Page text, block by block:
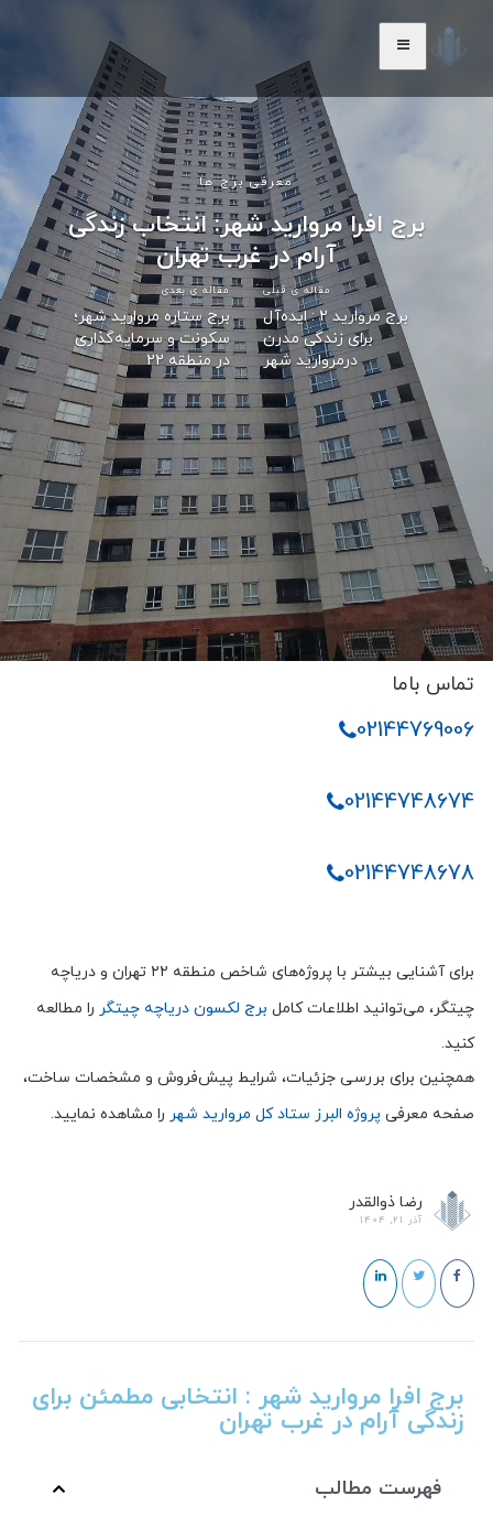
معرفی برج ها
برج افرا مروارید شهر: انتخاب زندگی
آرام در غرب تهران
مقاله ی قبلی
برج مروارید 2 : ایده‌آل
برای زندگی مدرن
درمروارید شهر
مقاله ی بعدی
برج ستاره مروارید شهر؛
سکونت و سرمایه‌گذاری
در منطقه 22
تماس باما
02144769006
02144748674
02144748678
برای آشنایی بیشتر با پروژه‌های شاخص منطقه ۲۲ تهران و دریاچه
چیتگر، می‌توانید اطلاعات کاملبرج لکسون دریاچه چیتگررا مطالعه
کنید.
همچنین برای بررسی جزئیات، شرایط پیش‌فروش و مشخصات ساخت،
صفحه معرفیپروژه البرز ستاد کل مروارید شهررا مشاهده نمایید.
رضا ذوالقدر
آذر 21, 1404
برج افرا مروارید شهر : انتخابی مطمئن برای
زندگی آرام در غرب تهران
فهرست مطالب